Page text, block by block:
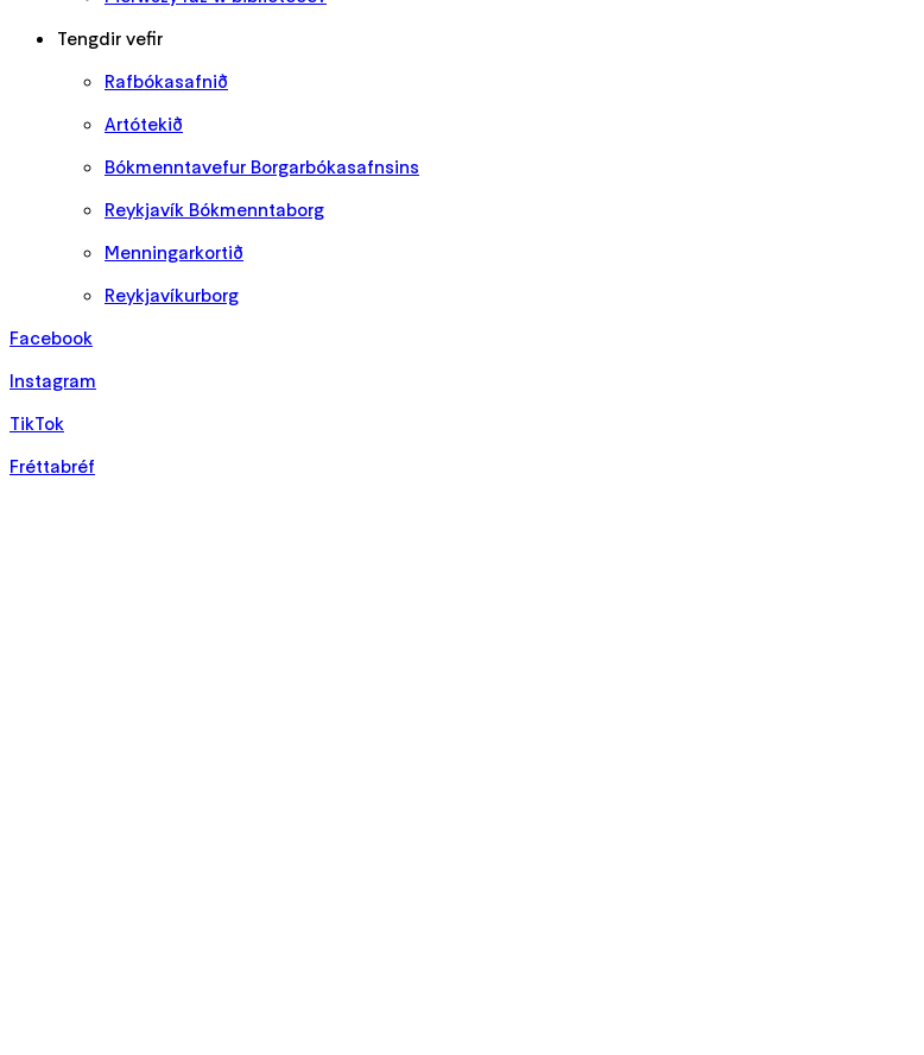
Tengdir vefir
Rafbókasafnið
Artótekið
Bókmenntavefur Borgarbókasafnsins
Reykjavík Bókmenntaborg
Menningarkortið
Reykjavíkurborg
Facebook
Instagram
TikTok
Fréttabréf